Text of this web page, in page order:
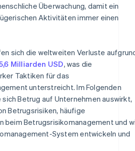
Überwachung, damit ein
Aktivitäten immer einen
sich die weltweiten Verluste
Milliarden USD, was die
Taktiken für das
unterstreicht. Im Folgenden
sich Betrug auf Unternehmen auswirkt,
Betrugsrisiken, häufige
beim Betrugsrisikomanagement und
System entwickeln und